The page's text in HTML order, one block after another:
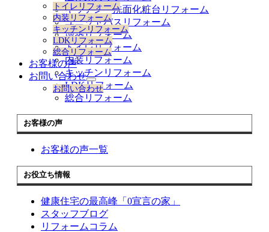
展
開
トイレリフォーム
内装リフォーム
キッチンリフォーム
LDKリフォーム
総合リフォーム
お客様の声
お問い合わせ
サ
ブ
ニ
を
お問い合わせ
キッチン 洗面化粧台リフォーム
ユニットバスリフォーム
増築リフォーム
トイレリフォーム
内装リフォーム
キッチンリフォーム
LDKリフォーム
総合リフォーム
お客様の声
お客様の声一覧
お役立ち情報
健康住宅の最高峰「0宣言の家」
スタッフブログ
リフォームコラム